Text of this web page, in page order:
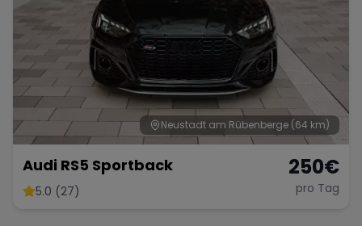
Neustadt am Rübenberge (64 km)
Audi RS5 Sportback
5.0 (27)
250€
pro Tag